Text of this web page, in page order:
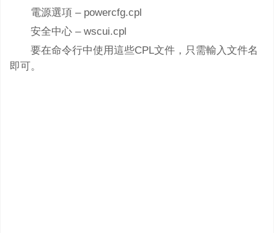
電源選項 – powercfg.cpl
安全中心 – wscui.cpl
要在命令行中使用這些CPL文件，只需輸入文件名
即可。